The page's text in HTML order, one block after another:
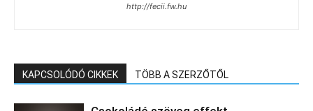
http://fecii.fw.hu
KAPCSOLÓDÓ CIKKEK TÖBB A SZERZŐTŐL